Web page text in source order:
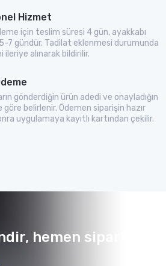
Hizmet
için teslim süresi 4 gün, ayakkabı
5-7 gündür. Tadilat eklenmesi durumunda
alınarak bildirilir.
gönderdiğin ürün adedi ve onayladığın
göre belirlenir. Ödemen siparişin hazır
uygulamaya kayıtlı kartından çekilir.
hemen sipariş